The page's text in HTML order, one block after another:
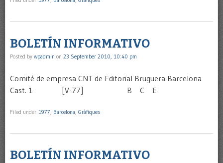
BOLETÍN INFORMATIVO
Posted by wpadmin on 23 September 2010, 10:40 pm
Comité de empresa CNT de Editorial Bruguera Barcelona
Cast. 1 [V-77] B C E
Filed under 1977 Barcelona Gràfiques
BOLETÍN INFORMATIVO